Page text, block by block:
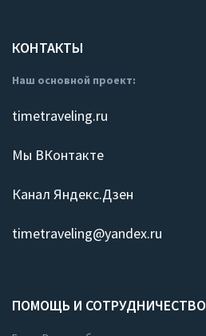
КОНТАКТЫ
Наш основной проект:
timetraveling.ru
Мы ВКонтакте
Канал Яндекс.Дзен
timetraveling@yandex.ru
ПОМОЩЬ И СОТРУДНИЧЕСТВО